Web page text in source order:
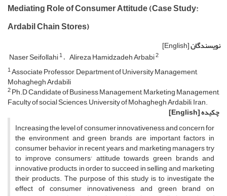
Mediating Role of Consumer Attitude (Case Study:
Ardabil Chain Stores)
نویسندگان[English]
Naser Seifollahi1 Alireza Hamidzadeh Arbabi2
1Associate Professor, Department of University Management,
Mohaghegh Ardabili
2Ph.D Candidate of Business Management, Marketing Management,
Faculty of social Sciences, University of Mohaghegh Ardabili, Iran.
چکیده[English]
Increasing the level of consumer innovativeness and concern for
the environment and green brands are important factors in
consumer behavior in recent years and marketing managers try
to improve consumers' attitude towards green brands and
innovative products, in order to succeed in selling and marketing
their products. The purpose of this study is to investigate the
effect of consumer innovativeness and green brand on